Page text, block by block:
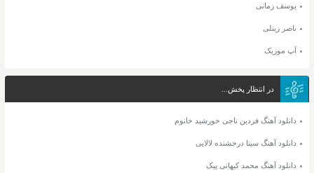
یوسف زمانی
ناصر زینلی
آپ موزیک
در انتظار پخش...
دانلود آهنگ فردین ناجی خورشید خانوم
دانلود آهنگ سینا درخشنده لالایی
دانلود آهنگ محمد کیهانی پیک